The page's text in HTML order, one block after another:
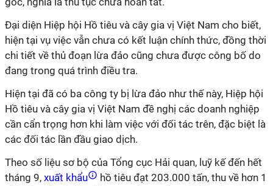
Đại diện Hiệp hội Hồ tiêu và cây gia vị Việt Nam cho biết,
hiện tại vụ việc vẫn chưa có kết luận chính thức, đồng thời
chi tiết về thủ đoạn lừa đảo cũng chưa được công bố do
đang trong quá trình điều tra.
Hiện tại đã có ba công ty bị lừa đảo như thế này, Hiệp hội
Hồ tiêu và cây gia vị Việt Nam đề nghị các doanh nghiệp
cần cẩn trọng hơn khi làm việc với đối tác trên, đặc biệt là
các đối tác lần đầu giao dịch.
Theo số liệu sơ bộ của Tổng cục Hải quan, luỹ kế đến hết
tháng 9, xuất khẩu
hồ tiêu đạt 203.000 tấn, thu về hơn 1